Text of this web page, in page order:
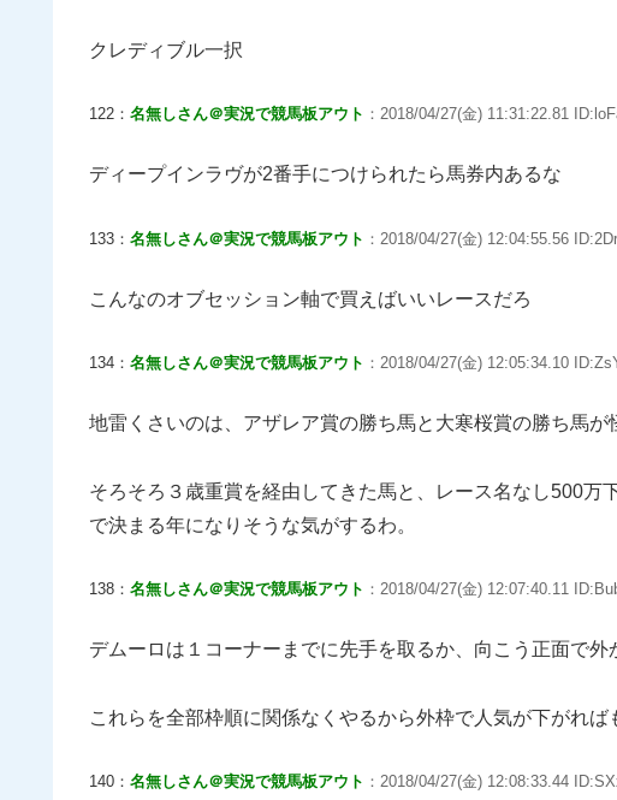
クレディブル一択
122： 名無しさん＠実況で競馬板アウト ：2018/04/27(金) 11:31:22.81
ディープインラヴが2番手につけられたら馬券内あるな
133： 名無しさん＠実況で競馬板アウト ：2018/04/27(金) 12:04:55.56
こんなのオブセッション軸で買えばいいレースだろ
134： 名無しさん＠実況で競馬板アウト ：2018/04/27(金) 12:05:34.10
地雷くさいのは、アザレア賞の勝ち馬と大寒桜賞の勝ち馬が
そろそろ３歳重賞を経由してきた馬と、レース名なし500万
で決まる年になりそうな気がするわ。
138： 名無しさん＠実況で競馬板アウト ：2018/04/27(金) 12:07:40.11
デムーロは１コーナーまでに先手を取るか、向こう正面で
これらを全部枠順に関係なくやるから外枠で人気が下がれば
140： 名無しさん＠実況で競馬板アウト ：2018/04/27(金) 12:08:33.44